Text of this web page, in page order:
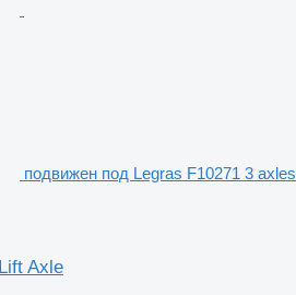
подвижен под Legras F10271 3 axles
Axle